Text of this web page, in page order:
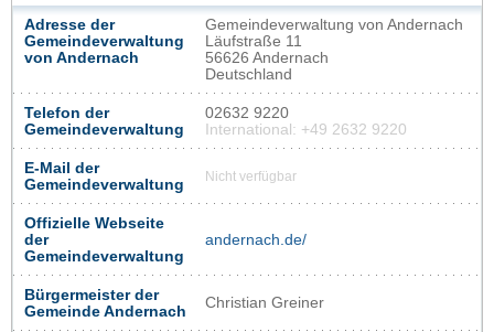
Adresse der
Gemeindeverwaltung
von Andernach
Gemeindeverwaltung von Andernach
Läufstraße 11
56626 Andernach
Deutschland
Telefon der
Gemeindeverwaltung
02632 9220
International: +49 2632 9220
E-Mail der
Gemeindeverwaltung
Nicht verfügbar
Offizielle Webseite
der
Gemeindeverwaltung
andernach.de/
Bürgermeister der
Gemeinde Andernach
Christian Greiner